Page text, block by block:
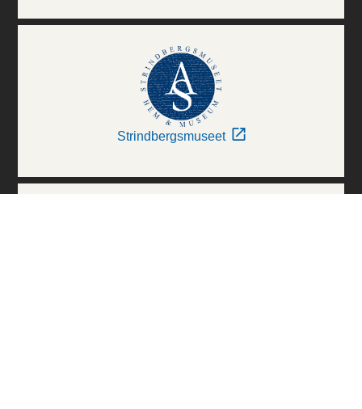
Strindbergsmuseet